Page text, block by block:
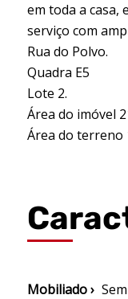
em toda a casa,
serviço com
Rua do Polvo.
Quadra E5
Lote 2.
Área do imóvel
Área do terreno
Mobiliado ›